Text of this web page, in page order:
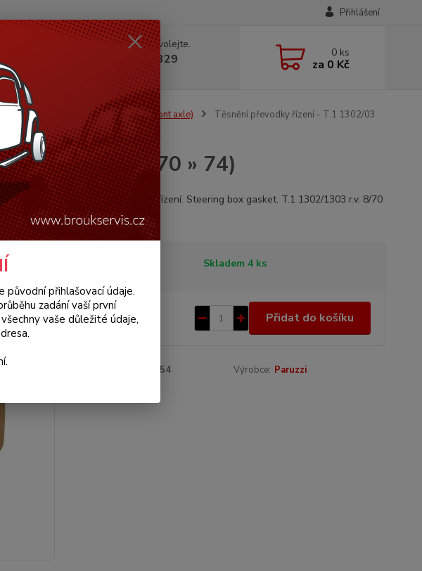
Přihlášení
Nevíte si rady? Zavolejte.
+420 602 330 329
(Po-Pá, 9-18 hod.)
0 ks
za 0 Kč
Řízení & přední náprava (Steering & front axle)
Těsnění převodky řízení - T.1 1302/03
1302/03 (1970 » 74)
Těsnění převodky řízení. Steering box gasket. T.1 1302/1303 r.v. 8/70
» 7/74celý popis
Skladem 4 ks
73 Kč/ks
60 Kč bez DPH
Přidat do košíku
05354 Výrobce: Paruzzi
původní přihlašovací údaje.
zadání vaší první
vaše důležité údaje,